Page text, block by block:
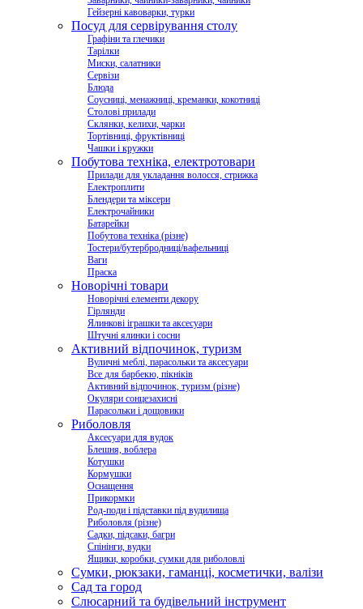
Гейзерні кавоварки, турки
Посуд для сервірування столу
Графіни та глечики
Тарілки
Миски, салатники
Сервізи
Блюда
Соусниці, менажниці, креманки, кокотниці
Столові прилади
Склянки, келихи, чарки
Тортівниці, фруктівниці
Чашки і кружки
Побутова техніка, електротовари
Прилади для укладання волосся, стрижка
Електроплити
Блендери та міксери
Електрочайники
Батарейки
Побутова техніка (різне)
Тостери/бутербродниці/вафельниці
Ваги
Праска
Новорічні товари
Новорічні елементи декору
Гірлянди
Ялинкові іграшки та аксесуари
Штучні ялинки і сосни
Активний відпочинок, туризм
Вуличні меблі, парасольки та аксесуари
Все для барбекю, пікніків
Активний відпочинок, туризм (різне)
Окуляри сонцезахисні
Парасольки і дощовики
Риболовля
Аксесуари для вудок
Блешня, воблера
Котушки
Кормушки
Оснащення
Прикормки
Род-поди і підставки під вудилища
Риболовля (різне)
Садки, підсаки, багри
Спінінги, вудки
Ящики, коробки, сумки для риболовлі
Сумки, рюкзаки, гаманці, косметички, валізи
Сад та город
Слюсарний та будівельний інструмент